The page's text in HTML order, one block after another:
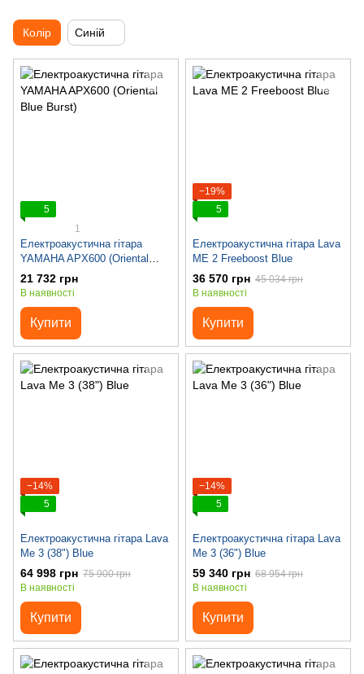
Колір Синій
5
1
Електроакустична гітара
YAMAHA APX600 (Oriental
Blue Burst)
21 732 грн
В наявності
Купити
−19%
5
Електроакустична гітара Lava
ME 2 Freeboost Blue
36 570 грн 45 034 грн
В наявності
Купити
−14%
5
Електроакустична гітара Lava
Me 3 (38") Blue
64 998 грн 75 900 грн
В наявності
Купити
−14%
5
Електроакустична гітара Lava
Me 3 (36") Blue
59 340 грн 68 954 грн
В наявності
Купити